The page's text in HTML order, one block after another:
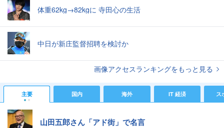
体重62kg→82kgに 寺田心の生活
中日が新庄監督招聘を検討か
画像アクセスランキングをもっと見る
主要 国内 海外 IT 経済 ス
山田五郎さん「アド街」で名言